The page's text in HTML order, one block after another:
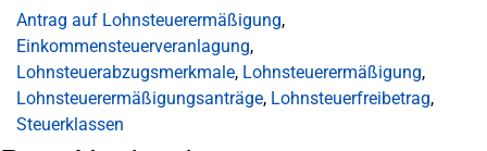
Antrag auf Lohnsteuerermäßigung,
Einkommensteuerveranlagung,
Lohnsteuerabzugsmerkmale, Lohnsteuerermäßigung,
Lohnsteuerermäßigungsanträge, Lohnsteuerfreibetrag,
Steuerklassen